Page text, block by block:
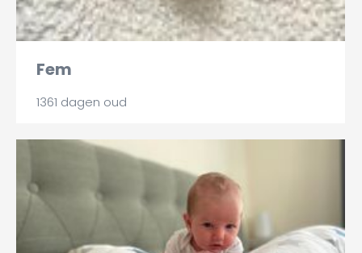
Fem
1361 dagen oud